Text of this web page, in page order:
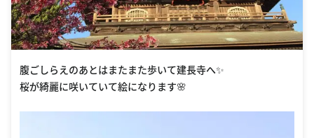
腹ごしらえのあとはまたまた歩いて建長寺へ✨
桜が綺麗に咲いていて絵になります🌸